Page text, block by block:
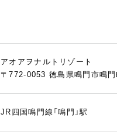
アオアヲナルトリゾート
〒772-0053 徳島県鳴門市鳴
JR四国鳴門線「鳴門」駅